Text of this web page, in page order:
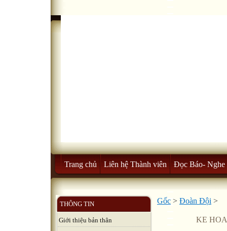
Trang chủ Liên hệ Thành viên Đọc Báo- Nghe
THÔNG TIN
Giới thiệu bản thân
Gốc > Đoàn Đội >
KE